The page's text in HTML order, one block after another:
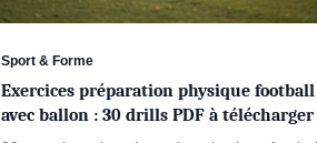
Sport & Forme
Exercices préparation physique football
avec ballon : 30 drills PDF à télécharger